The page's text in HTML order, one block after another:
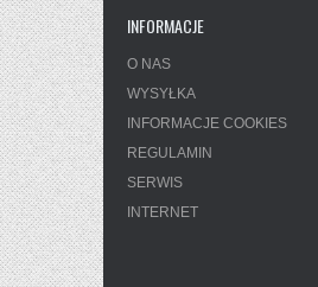
INFORMACJE
O NAS
WYSYŁKA
INFORMACJE COOKIES
REGULAMIN
SERWIS
INTERNET